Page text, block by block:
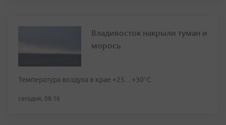
Владивосток накрыли туман и
морось
Температура воздуха в крае +25…+30°C
сегодня, 08:16